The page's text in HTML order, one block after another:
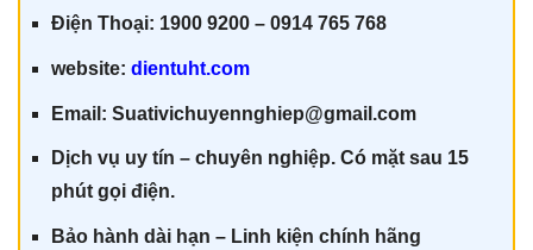
Điện Thoại: 1900 9200 – 0914 765 768
website: dientuht.com
Email: Suativichuyennghiep@gmail.com
Dịch vụ uy tín – chuyên nghiệp. Có mặt sau 15
phút gọi điện.
Bảo hành dài hạn – Linh kiện chính hãng